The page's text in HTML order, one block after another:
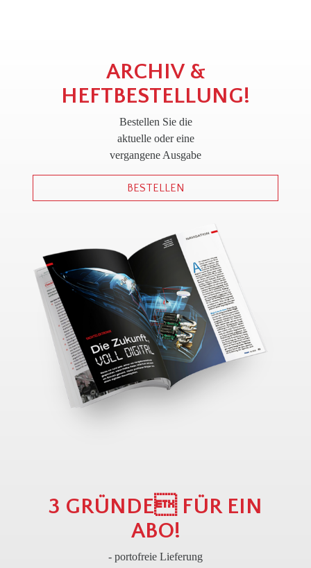
!
ARCHIV &
HEFTBESTELLUNG!
Bestellen Sie die
aktuelle oder eine
vergangene Ausgabe
BESTELLEN
3 GRÜNDE FÜR EIN
ABO!
- portofreie Lieferung